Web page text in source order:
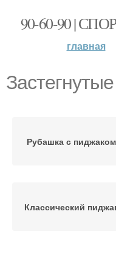
90-60-90 |
главная
Рубашка с пиджаком
Классический